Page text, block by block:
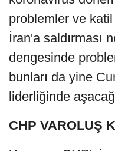
problemler ve
İran'a saldırması
dengesinde
bunları da yine
liderliğinde
CHP VAROLUŞ